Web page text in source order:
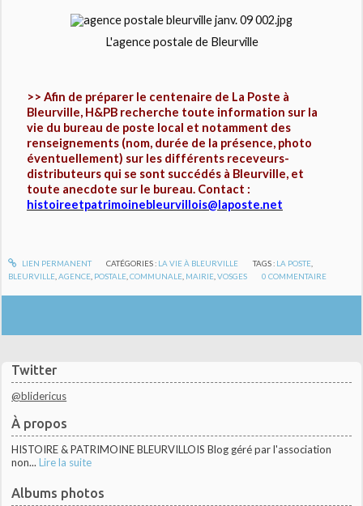
Twitter
@blidericus
À propos
HISTOIRE & PATRIMOINE BLEURVILLOIS Blog géré par l'association
non... Lire la suite
Albums photos
L'agence postale de Bleurville
>> Afin de préparer le centenaire de La Poste à
Bleurville, H&PB recherche toute information sur la
vie du bureau de poste local et notamment des
renseignements (nom, durée de la présence, photo
éventuellement) sur les différents receveurs-
distributeurs qui se sont succédés à Bleurville, et
toute anecdote sur le bureau. Contact :
histoireetpatrimoinebleurvillois@laposte.net
LIEN PERMANENT CATÉGORIES : LA VIE À BLEURVILLE TAGS : LA POSTE
BLEURVILLE ,AGENCE POSTALE ,COMMUNALE MAIRIE ,VOSGES 0 COMMENTAIRE